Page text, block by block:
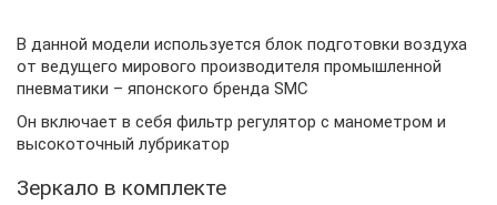
В данной модели используется блок подготовки воздуха
от ведущего мирового производителя промышленной
пневматики – японского бренда SMC
Он включает в себя фильтр регулятор с манометром и
высокоточный лубрикатор
Зеркало в комплекте